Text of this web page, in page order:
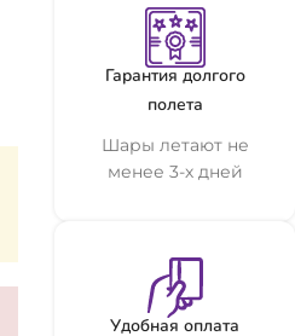
Гарантия долгого
полета
Шары летают не
менее 3-х дней
Удобная оплата